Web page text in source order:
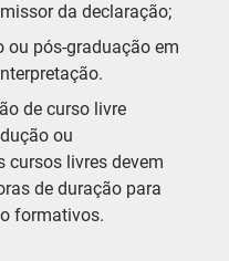
da declaração;
ou pós-graduação em
de curso livre
ou
cursos livres devem
de duração para
formativos.